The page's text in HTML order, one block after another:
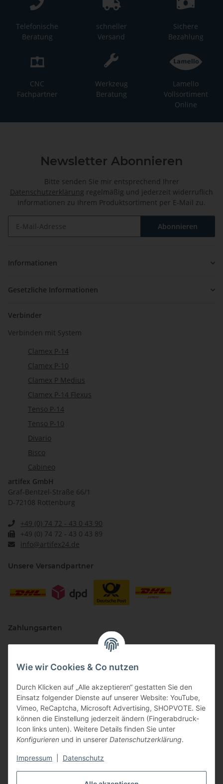
Wie wir Cookies & Co nutzen
Durch Klicken auf „Alle akzeptieren“ gestatten Sie den
Einsatz folgender Dienste auf unserer Website: YouTube,
Vimeo, ReCaptcha, Microsoft Advertising, SHOPVOTE. Sie
können die Einstellung jederzeit ändern (Fingerabdruck-
Icon links unten). Weitere Details finden Sie unter
Konfigurieren und in unserer Datenschutzerklärung.
Impressum Datenschutz
Telefonische
Beratung
schneller
Versand
Sichere
Bezahlung
CNC
Fachpartner
Werkzeug
Beratung
Lamello
Vollsortiment
Online
Newsletter Abonnieren
Bitte senden Sie mir entsprechend Ihrer
Datenschutzerklärung regelmäßig und jederzeit widerruflich
Informationen zu Ihrem Produktsortiment per E-Mail zu.
Abonnieren
Informationen
Gesetzliche Informationen
Verbinder
Verbinden mit System
Clamex P-14
Clamex P-10
Clamex P Medius
Clamex P-14 Flexus
Tenso P-14
Tenso P-10
Divario
Bisco
Cabineo
artifex GmbH
Graf-Bentzel-Straße 66/1
D-72108 Rottenburg
+49 (0) 74 72 - 43 0 43 90
+49 (0) 74 72 - 43 0 43 89
info@artifex24.de
Unsere Versandpartner
Zahlungsarten
Vertriebspartner